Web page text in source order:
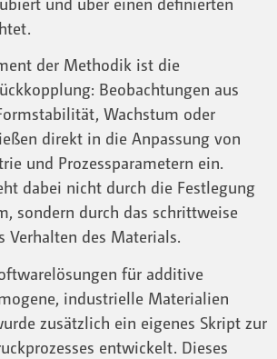
der Methodik ist die
Beobachtungen aus
Wachstum oder
direkt in die Anpassung von
und Prozessparametern ein.
dabei nicht durch die Festlegung
sondern durch das schrittweise
Verhalten des Materials.
für additive
industrielle Materialien
zusätzlich ein eigenes Skript zur
entwickelt. Dieses